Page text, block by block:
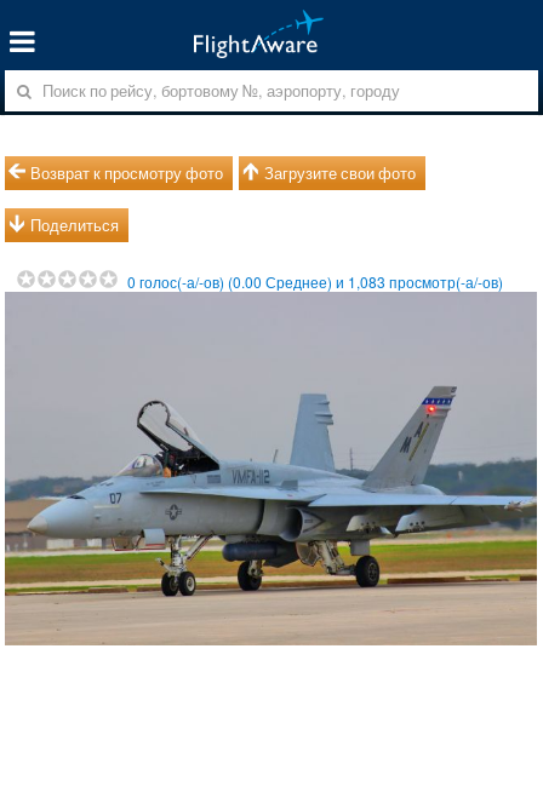
Возврат к просмотру фото Загрузите свои фото
Поделиться
0 голос(-а/-ов) (0.00 Среднее) и 1,083 просмотр(-а/-ов)